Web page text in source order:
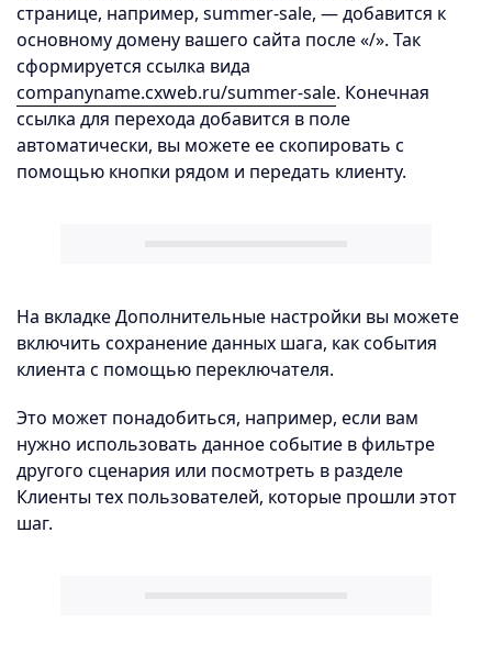
странице, например, summer-sale, — добавится к
основному домену вашего сайта после «/». Так
сформируется ссылка вида
companyname.cxweb.ru/summer-sale. Конечная
ссылка для перехода добавится в поле
автоматически, вы можете ее скопировать с
помощью кнопки рядом и передать клиенту.
На вкладке Дополнительные настройки вы можете
включить сохранение данных шага, как события
клиента с помощью переключателя.
Это может понадобиться, например, если вам
нужно использовать данное событие в фильтре
другого сценария или посмотреть в разделе
Клиенты тех пользователей, которые прошли этот
шаг.